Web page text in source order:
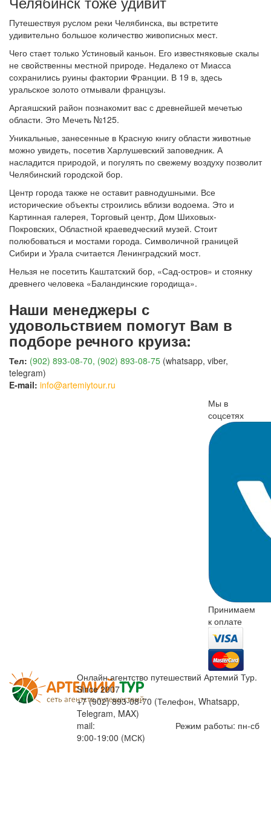
Путешествуя руслом реки Челябинска, вы встретите
удивительно большое количество живописных мест.
Чего стает только Устиновый каньон. Его известняковые скалы
не свойственны местной природе. Недалеко от Миасса
сохранились руины фактории Франции. В 19 в, здесь
уральское золото отмывали французы.
Аргаяшский район познакомит вас с древнейшей мечетью
области. Это Мечеть №125.
Уникальные, занесенные в Красную книгу области животные
можно увидеть, посетив Харлушевский заповедник. А
насладится природой, и погулять по свежему воздуху позволит
Челябинский городской бор.
Центр города также не оставит равнодушными. Все
исторические объекты строились вблизи водоема. Это и
Картинная галерея, Торговый центр, Дом Шиховых-
Покровских, Областной краеведческий музей. Стоит
полюбоваться и мостами города. Символичной границей
Сибири и Урала считается Ленинградский мост.
Нельзя не посетить Каштатский бор, «Сад-остров» и стоянку
древнего человека «Баландинские городища».
Наши менеджеры с
удовольствием помогут Вам в
подборе речного круиза:
Тел: (902) 893-08-70, (902) 893-08-75 (whatsapp, viber,
telegram)
E-mail: info@artemiytour.ru
Мы в
соцсетях
Принимаем
к оплате
Онлайн агентство путешествий Артемий Тур.
Since 2007
+7 (902) 893-08-70 (Телефон, Whatsapp,
Telegram, MAX)
mail:
Режим работы: пн-сб
9:00-19:00 (МСК)